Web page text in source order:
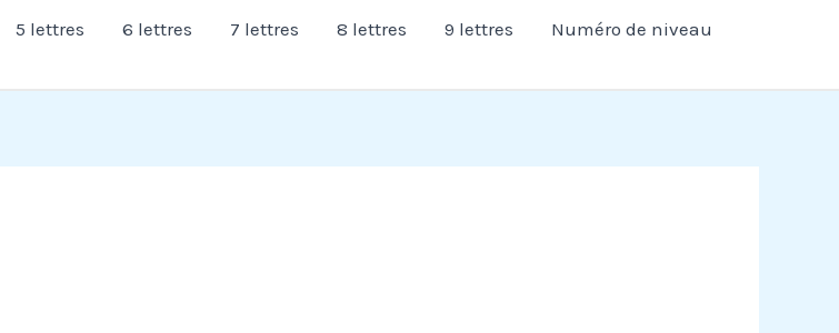
5 lettres 6 lettres 7 lettres 8 lettres 9 lettres
Numéro de niveau